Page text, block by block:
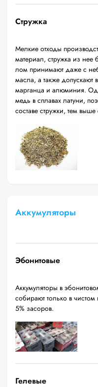
Стружка
Мелкие отходы
материал, стружка из нее
лом принимают даже с
масла, а также допускают
марганца и алюминия.
медь в сплавах латуни,
составе стружки, тем выше
Аккумуляторы
Эбонитовые
Аккумуляторы в
собирают только в
5% засоров.
Гелевые